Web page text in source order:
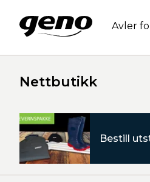
Avler
Nettbutikk
Bestill